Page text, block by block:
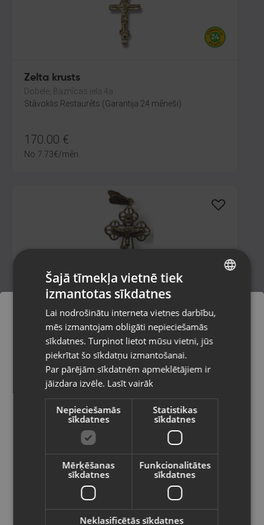
Zelta krusts
Dobele, Baznīcas iela 4a
Stāvoklis Restaurēts (Garantija 24 mēneši)
170.00 €
No 7.73€/mēn.
Zelta kulons
Jūrmala, Nometņu iela 12-8
Stāvoklis Restaurēts (Garantija 24 mēneši)
173.00€
/mēn.
Pasūtījumi tiks piegādāti uz
izvēlēto valsti
Vietnes saturs būs attēlots izvēlētajā
valodā
Valsts
Latviešu / Latvian
RUSSIAN
Šajā tīmekļa vietnē tiek
izmantotas sīkdatnes
Lai nodrošinātu interneta vietnes darbību,
mēs izmantojam obligāti nepieciešamās
sīkdatnes. Turpinot lietot mūsu vietni, jūs
piekrītat šo sīkdatņu izmantošanai.
Par pārējām sīkdatnēm apmeklētājiem ir
jāizdara izvēle. Lasīt vairāk
Nepieciešamās
sīkdatnes
Statistikas
sīkdatnes
Mērķēšanas
sīkdatnes
Funkcionalitātes
sīkdatnes
Neklasificētās sīkdatnes